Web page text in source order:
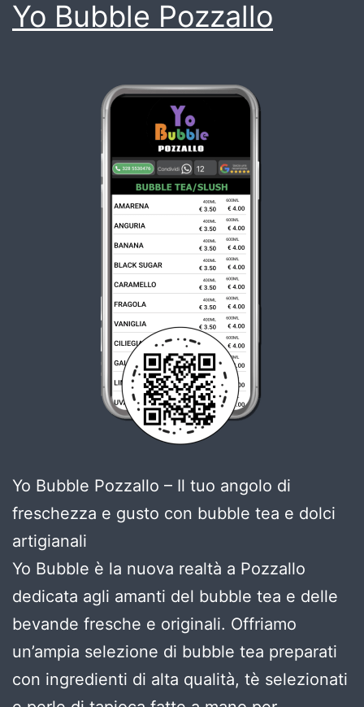
Yo Bubble Pozzallo
Yo Bubble Pozzallo – Il tuo angolo di
freschezza e gusto con bubble tea e dolci
artigianali
Yo Bubble è la nuova realtà a Pozzallo
dedicata agli amanti del bubble tea e delle
bevande fresche e originali. Offriamo
un’ampia selezione di bubble tea preparati
con ingredienti di alta qualità, tè selezionati